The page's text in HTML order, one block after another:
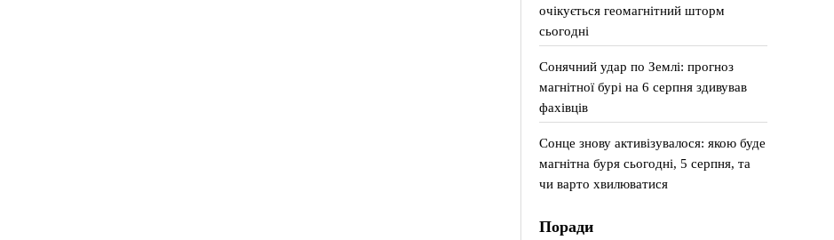
очікується геомагнітний шторм
сьогодні
Сонячний удар по Землі: прогноз
магнітної бурі на 6 серпня здивував
фахівців
Сонце знову активізувалося: якою буде
магнітна буря сьогодні, 5 серпня, та
чи варто хвилюватися
Поради